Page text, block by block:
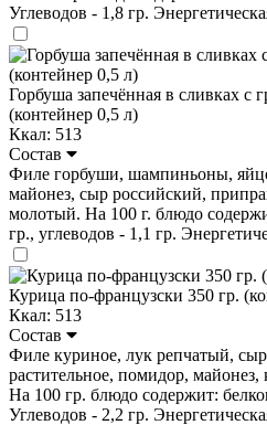
Углеводов - 1,8 гр.
Горбуша запечённая в сливках с
(контейнер 0,5 л)
Ккал: 513
Состав
Филе горбуши, шампиньоны,
майонез, сыр российский,
молотый. На 100 г. блюдо
гр., углеводов - 1,1 гр.
Курица по-французски 350 гр.
Ккал: 513
Состав
Филе куриное, лук репчатый,
растительное, помидор, майонез,
На 100 гр. блюдо содержит:
Углеводов - 2,2 гр.